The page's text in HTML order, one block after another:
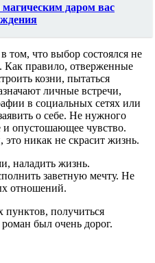
даром вас
том, что выбор состоялся не
Как правило, отверженные
козни, пытаться
личные встречи,
в социальных сетях или
о себе. Не нужного
и опустошающее чувство.
это никак не скрасит жизнь.
наладить жизнь.
заветную мечту. Не
отношений.
пунктов, получиться
был очень дорог.